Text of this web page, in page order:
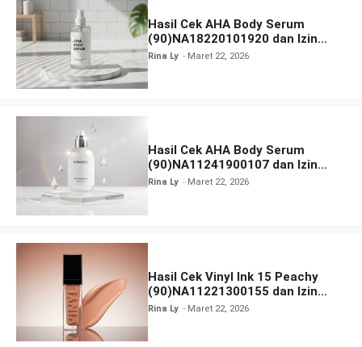
Hasil Cek AHA Body Serum
(90)NA18220101920 dan Izin
BPOM
Rina Ly Maret 22, 2026
Hasil Cek AHA Body Serum
(90)NA11241900107 dan Izin
BPOM
Rina Ly Maret 22, 2026
Hasil Cek Vinyl Ink 15 Peachy
(90)NA11221300155 dan Izin
BPOM
Rina Ly Maret 22, 2026